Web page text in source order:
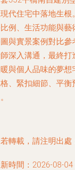
代住宅中落地生
例、生活功能與
與實景案例對比
深入溝通，最終
與個人品味的夢
、緊扣細節、平
轉載，請注明出處
時間：2026-08-04